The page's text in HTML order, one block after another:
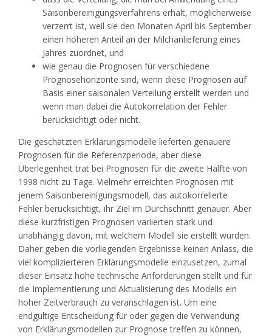
Saisonbereinigungsverfahrens erhält, möglicherweise
verzerrt ist, weil sie den Monaten April bis September
einen höheren Anteil an der Milchanlieferung eines
Jahres zuordnet, und
wie genau die Prognosen für verschiedene
Prognosehorizonte sind, wenn diese Prognosen auf
Basis einer saisonalen Verteilung erstellt werden und
wenn man dabei die Autokorrelation der Fehler
berücksichtigt oder nicht.
Die geschätzten Erklärungsmodelle lieferten genauere
Prognosen für die Referenzperiode, aber diese
Überlegenheit trat bei Prognosen für die zweite Hälfte von
1998 nicht zu Tage. Vielmehr erreichten Prognosen mit
jenem Saisonbereinigungsmodell, das autokorrelierte
Fehler berücksichtigt, ihr Ziel im Durchschnitt genauer. Aber
diese kurzfristigen Prognosen variierten stark und
unabhängig davon, mit welchem Modell sie erstellt wurden.
Daher geben die vorliegenden Ergebnisse keinen Anlass, die
viel komplizierteren Erklärungsmodelle einzusetzen, zumal
dieser Einsatz hohe technische Anforderungen stellt und für
die Implementierung und Aktualisierung des Modells ein
hoher Zeitverbrauch zu veranschlagen ist. Um eine
endgültige Entscheidung für oder gegen die Verwendung
von Erklärungsmodellen zur Prognose treffen zu können,